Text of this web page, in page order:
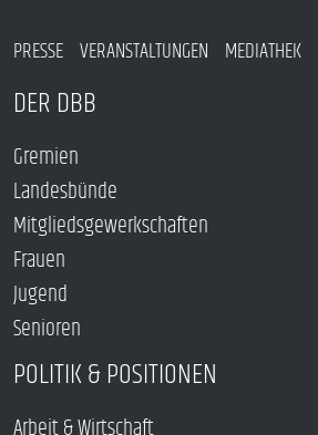
PRESSE VERANSTALTUNGEN MEDIATHEK
DER DBB
Gremien
Landesbünde
Mitgliedsgewerkschaften
Frauen
Jugend
Senioren
POLITIK & POSITIONEN